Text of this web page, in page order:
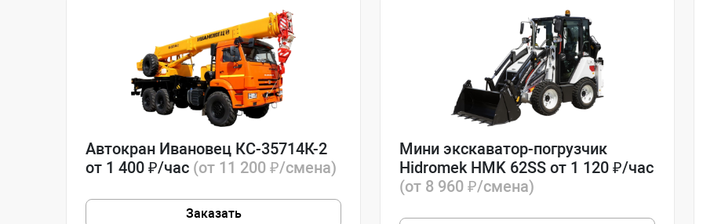
Автокран Ивановец КС-35714К-2
от 1 400 ₽/час (от 11 200 ₽/смена)
Заказать
Мини экскаватор-погрузчик
Hidromek HMK 62SS от 1 120 ₽/час
(от 8 960 ₽/смена)